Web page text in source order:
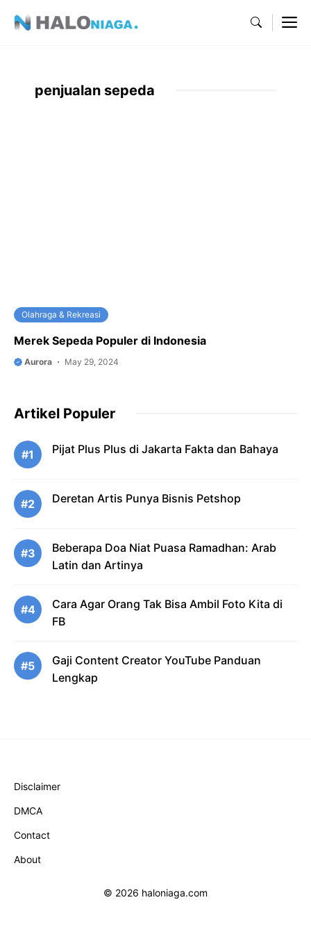
penjualan sepeda
Olahraga & Rekreasi
Merek Sepeda Populer di Indonesia
Aurora May 29, 2024
Artikel Populer
#1 Pijat Plus Plus di Jakarta Fakta dan Bahaya
#2 Deretan Artis Punya Bisnis Petshop
#3
Beberapa Doa Niat Puasa Ramadhan: Arab
Latin dan Artinya
#4
Cara Agar Orang Tak Bisa Ambil Foto Kita di
FB
#5
Gaji Content Creator YouTube Panduan
Lengkap
Disclaimer
DMCA
Contact
About
© 2026 haloniaga.com